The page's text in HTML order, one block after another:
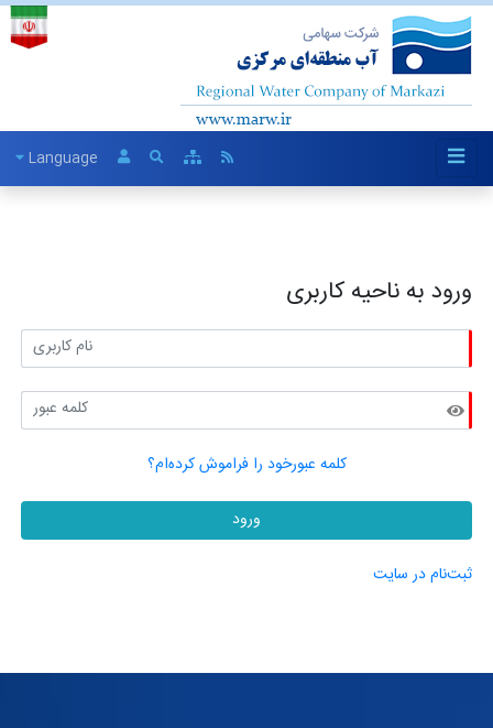
Language
ورود به ناحیه کاربری
کلمه عبورخود را فراموش کرده‌ام؟
ورود
ثبت‌نام در سایت